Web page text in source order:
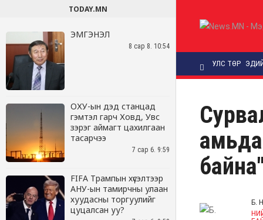
TODAY.MN
ЭМГЭНЭЛ
8 сар 8. 10:54
ОХУ-ын дэд станцад
гэмтэл гарч Ховд, Увс
зэрэг аймагт цахилгаан
тасарчээ
7 сар 6. 9:59
FIFA Трампын хүсэлтээр
АНУ-ын тамирчны улаан
хуудасны торгуулийг
цуцалсан уу?